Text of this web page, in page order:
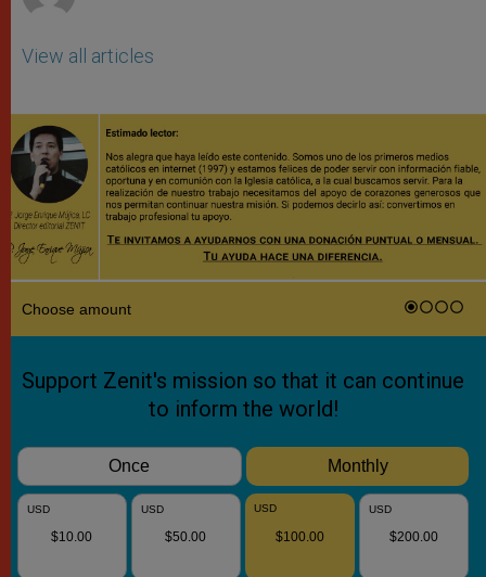
View all articles